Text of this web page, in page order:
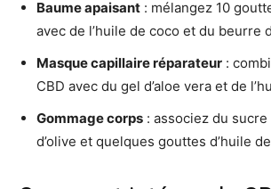
Baume apaisant : mélangez 10
avec de l’huile de coco et du beurre
Masque capillaire réparateur :
CBD avec du gel d’aloe vera et de
Gommage corps : associez du sucre
d’olive et quelques gouttes d’huile